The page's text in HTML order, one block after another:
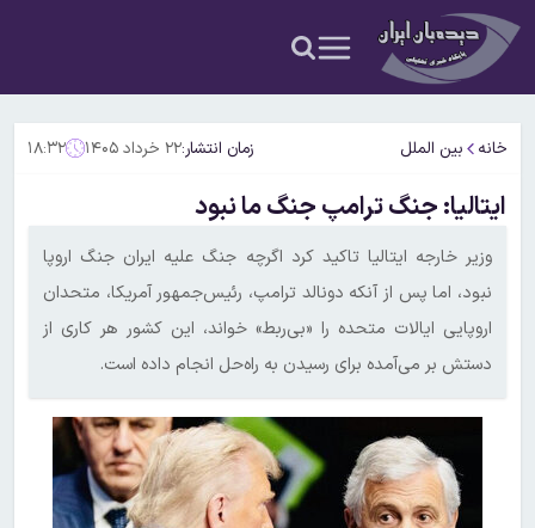
خانه بین الملل زمان انتشار:۲۲ خرداد ۱۴۰۵ ۱۸:۳۲
ایتالیا: جنگ ترامپ جنگ ما نبود
وزیر خارجه ایتالیا تاکید کرد اگرچه جنگ علیه ایران جنگ اروپا
نبود، اما پس از آنکه دونالد ترامپ، رئیس‌جمهور آمریکا، متحدان
اروپایی ایالات متحده را «بی‌ربط» خواند، این کشور هر کاری از
دستش بر می‌آمده برای رسیدن به راه‌حل انجام داده است.